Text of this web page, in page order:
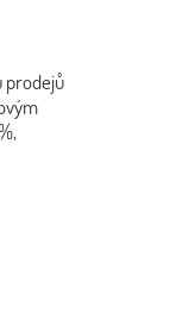
prodejů